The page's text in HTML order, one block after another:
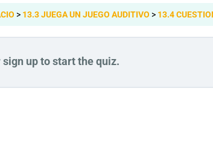
13.3 JUEGA UN JUEGO AUDITIVO 13.4
up to start the quiz.